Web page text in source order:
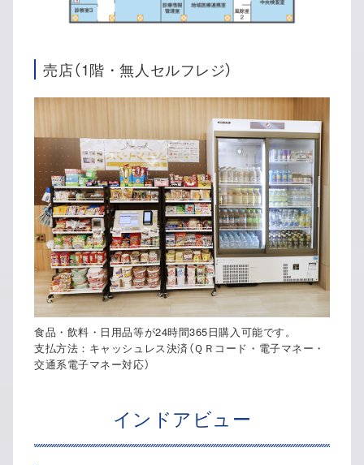
売店（1階・無人セルフレジ）
食品・飲料・日用品等が24時間365日購入可能です。
支払方法：キャッシュレス決済（ＱＲコード・電子マネー・
交通系電子マネー対応）
インドアビュー